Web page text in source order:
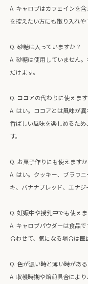
A. キャロブはカフェインを
を控えたい方にも取り入れや
Q. 砂糖は入っていますか？
A. 砂糖は使用していません
だけます。
Q. ココアの代わりに使えます
A. はい。ココアとは風味が
香ばしい風味を楽しめるた
す。
Q. お菓子作りにも使えますか
A. はい。クッキー、ブラウ
キ、バナナブレッド、エナジ
Q. 妊娠中や授乳中でも使え
A. キャロブパウダーは食品
合わせて、気になる場合は医
Q. 色が濃い時と薄い時があ
A. 収穫時期や焙煎具合によ